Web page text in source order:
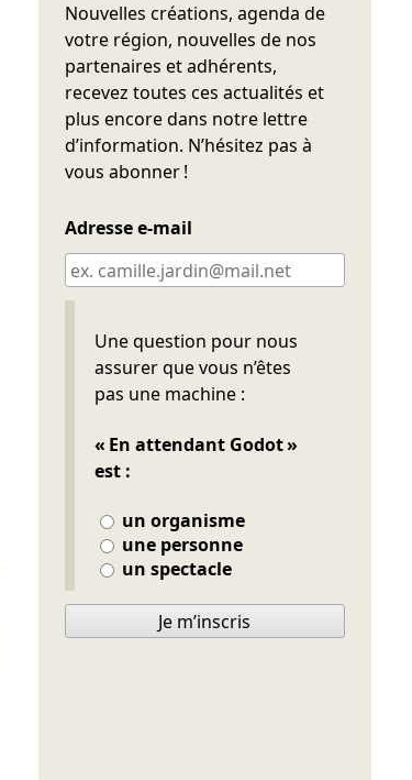
Nouvelles créations, agenda de
votre région, nouvelles de nos
partenaires et adhérents,
recevez toutes ces actualités et
plus encore dans notre lettre
d’information. N’hésitez pas à
vous abonner !
Adresse e-mail
Une question pour nous
assurer que vous n’êtes
pas une machine :
« En attendant Godot »
est :
un organisme
une personne
un spectacle
Ne pas remplir
Je m’inscris